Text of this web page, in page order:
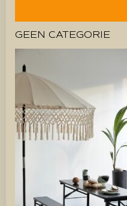
GEEN CATEGORIE